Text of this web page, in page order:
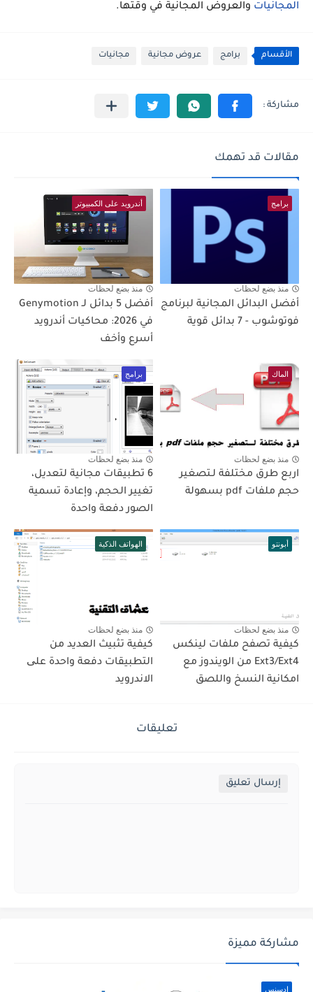
المجانيات والعروض المجانية في وقتها.
الأقسام برامج عروض مجانية مجانيات
مقالات قد تهمك
برامج
منذ بضع لحظات
أفضل البدائل المجانية لبرنامج
فوتوشوب - 7 بدائل قوية
أندرويد على الكمبيوتر
منذ بضع لحظات
أفضل 5 بدائل لـ Genymotion
في 2026: محاكيات أندرويد
أسرع وأخف
الماك
منذ بضع لحظات
اربع طرق مختلفة لـتصغير
حجم ملفات pdf بسهولة
برامج
منذ بضع لحظات
6 تطبيقات مجانية لتعديل،
تغيير الحجم، وإعادة تسمية
الصور دفعة واحدة
أبونتو
منذ بضع لحظات
كيفية تصفح ملفات لينكس
Ext3/Ext4 من الويندوز مع
امكانية النسخ واللصق
الهواتف الذكية
منذ بضع لحظات
كيفية تثبيث العديد من
التطبيقات دفعة واحدة علی
الاندرويد
تعليقات
إرسال تعليق
مشاركة مميزة
ادسنس